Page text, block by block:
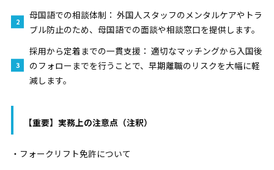
母国語での相談体制： 外国人スタッフのメンタルケアやトラ
ブル防止のため、母国語での面談や相談窓口を提供します。
採用から定着までの一貫支援： 適切なマッチングから入国後
のフォローまでを行うことで、早期離職のリスクを大幅に軽
減します。
【重要】実務上の注意点（注釈）
・フォークリフト免許について